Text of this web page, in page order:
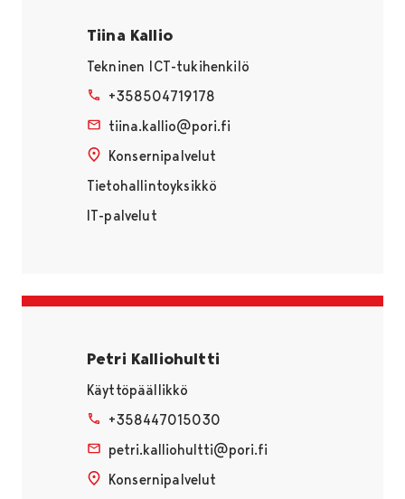
Tiina Kallio
Tekninen ICT-tukihenkilö
+358504719178
tiina.kallio@pori.fi
Konsernipalvelut
Tietohallintoyksikkö
IT-palvelut
Petri Kalliohultti
Käyttöpäällikkö
+358447015030
petri.kalliohultti@pori.fi
Konsernipalvelut